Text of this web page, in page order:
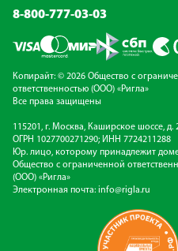
8-800-777-03-03
Копирайт: © 2026 Общество с
ответственностью (ООО) «Ригла»
Все права защищены
115201, г. Москва, Каширское шоссе, д.
ОГРН 1027700271290; ИНН 7724211288
Юр. лицо, которому принадлежит
Общество с ограниченной
(ООО) «Ригла»
Электронная почта: info@rigla.ru